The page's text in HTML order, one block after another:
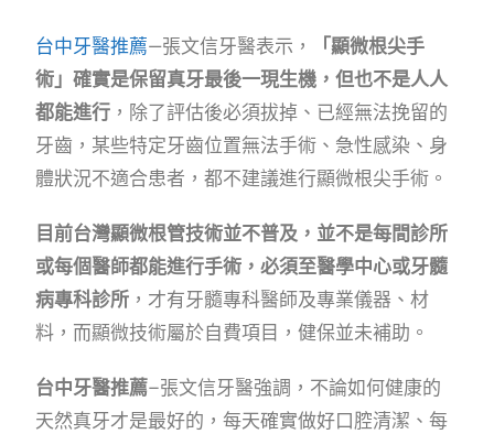
台中牙醫推薦—張文信牙醫表示，
「顯微根尖手
術」確實是保留真牙最後一現生機，但也不是人人
都能進行 ，除了評估後必須拔掉、已經無法挽留的
牙齒，某些特定牙齒位置無法手術、急性感染、身
體狀況不適合患者，都不建議進行顯微根尖手術。
目前台灣顯微根管技術並不普及，並不是每間診所
或每個醫師都能進行手術，必須至醫學中心或牙髓
病專科診所 ，才有牙髓專科醫師及專業儀器、材
料，而顯微技術屬於自費項目，健保並未補助。
台中牙醫推薦–張文信牙醫強調，不論如何健康的
天然真牙才是最好的，每天確實做好口腔清潔、每